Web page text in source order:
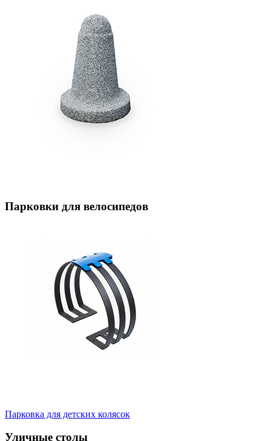
Парковки для велосипедов
Парковка для детских колясок
Уличные столы